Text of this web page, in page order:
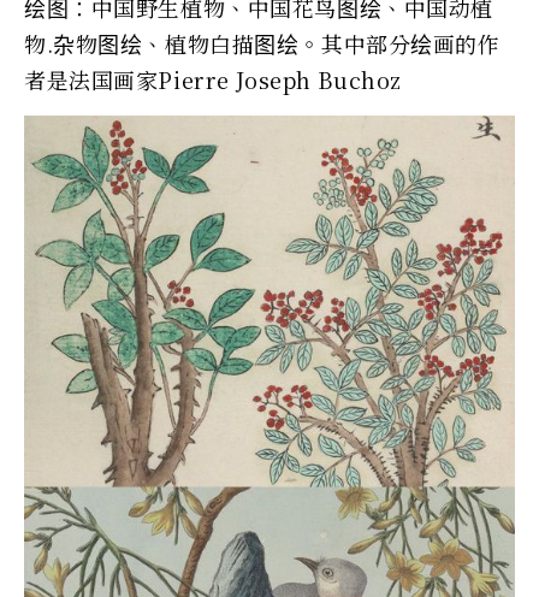
绘图：中国野生植物、中国花鸟图绘、中国动植
物.杂物图绘、植物白描图绘。其中部分绘画的作
者是法国画家Pierre Joseph Buchoz